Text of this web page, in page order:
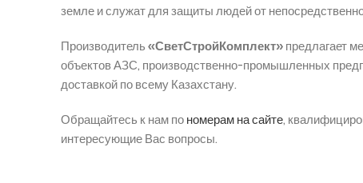
земле и служат для защиты людей от
Производитель «СветСтройКомплект» предлагает
объектов АЗС, производственно-промышленных
доставкой по всему Казахстану.
Обращайтесь к нам по номерам на сайте,
интересующие Вас вопросы.